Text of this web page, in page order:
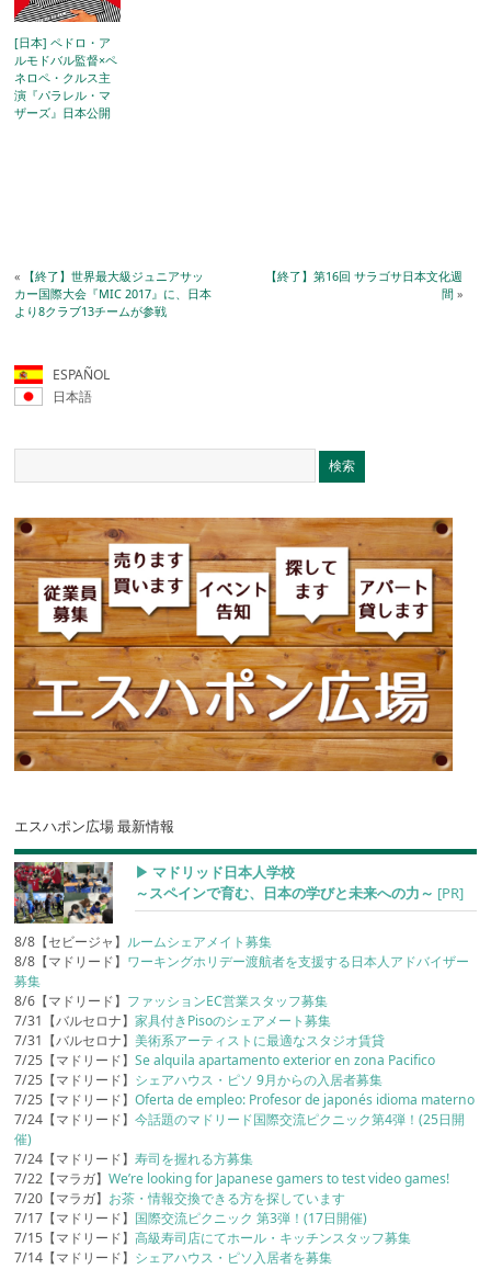
[日本] ペドロ・ア
ルモドバル監督×ペ
ネロペ・クルス主
演『パラレル・マ
ザーズ』日本公開
« 【終了】世界最大級ジュニアサッ
カー国際大会『MIC 2017』に、日本
より8クラブ13チームが参戦
【終了】第16回 サラゴサ日本文化週
間»
ESPAÑOL
日本語
エスハポン広場 最新情報
▶︎ マドリッド日本人学校
～スペインで育む、日本の学びと未来への力～ [PR]
8/8【セビージャ】 ルームシェアメイト募集
8/8【マドリード】 ワーキングホリデー渡航者を支援する日本人アドバイザー
募集
8/6【マドリード】 ファッションEC営業スタッフ募集
7/31【バルセロナ】家具付きPisoのシェアメート募集
7/31【バルセロナ】美術系アーティストに最適なスタジオ賃貸
7/25【マドリード】Se alquila apartamento exterior en zona Pacifico
7/25【マドリード】 シェアハウス・ピソ 9月からの入居者募集
7/25【マドリード】Oferta de empleo: Profesor de japonés idioma materno
7/24【マドリード】今話題のマドリード国際交流ピクニック第4弾！(25日開
催)
7/24【マドリード】寿司を握れる方募集
7/22【マラガ】We’re looking for Japanese gamers to test video games!
7/20【マラガ】 お茶・情報交換できる方を探しています
7/17【マドリード】 国際交流ピクニック 第3弾！(17日開催)
7/15【マドリード】高級寿司店にてホール・キッチンスタッフ募集
7/14【マドリード】 シェアハウス・ピソ入居者を募集